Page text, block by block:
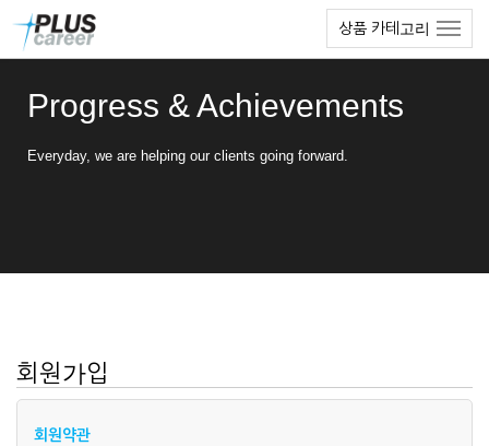
상품 카테고리
Progress & Achievements
Everyday, we are helping our clients going forward.
회원가입
회원약관